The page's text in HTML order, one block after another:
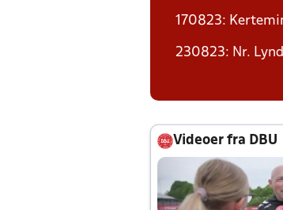
170823:
230823: Nr.
Videoer fra DBU